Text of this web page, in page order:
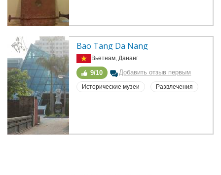
Bao Tang Da Nang
Вьетнам, Дананг
9/10 Добавить отзыв первым
Исторические музеи Развлечения